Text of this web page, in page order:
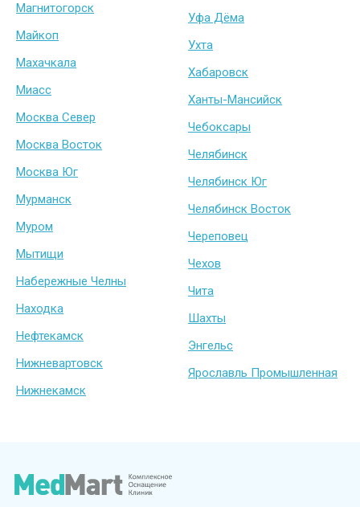
Магнитогорск
Майкоп
Махачкала
Миасс
Москва Север
Москва Восток
Москва Юг
Мурманск
Муром
Мытищи
Набережные Челны
Находка
Нефтекамск
Нижневартовск
Нижнекамск
Уфа Дёма
Ухта
Хабаровск
Ханты-Мансийск
Чебоксары
Челябинск
Челябинск Юг
Челябинск Восток
Череповец
Чехов
Чита
Шахты
Энгельс
Ярославль Промышленная